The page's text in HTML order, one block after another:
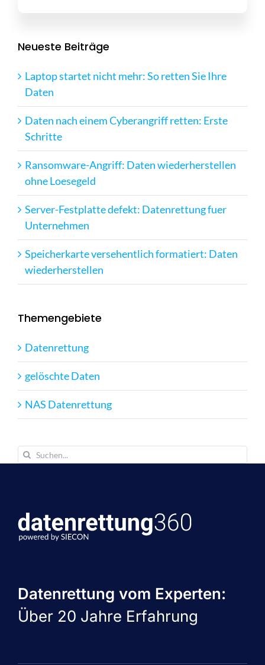
Neueste Beiträge
Laptop startet nicht mehr: So retten Sie Ihre
Daten
Daten nach einem Cyberangriff retten: Erste
Schritte
Ransomware-Angriff: Daten wiederherstellen
ohne Loesegeld
Server-Festplatte defekt: Datenrettung fuer
Unternehmen
Speicherkarte versehentlich formatiert: Daten
wiederherstellen
Themengebiete
Datenrettung
gelöschte Daten
NAS Datenrettung
Suche
Datenrettung vom Experten:
Über 20 Jahre Erfahrung